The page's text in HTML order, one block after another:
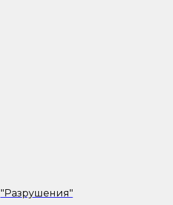
"Разрушения"